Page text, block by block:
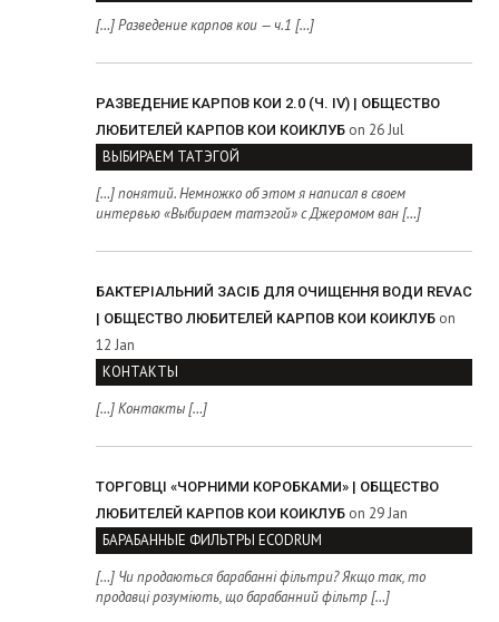
[…] Разведение карпов кои — ч.1 […]
РАЗВЕДЕНИЕ КАРПОВ КОИ 2.0 (Ч. IV) | ОБЩЕСТВО
ЛЮБИТЕЛЕЙ КАРПОВ КОИ КОИКЛУБ on 26 Jul
ВЫБИРАЕМ ТАТЭГОЙ
[…] понятий. Немножко об этом я написал в своем
интервью «Выбираем татэгой» с Джеромом ван […]
БАКТЕРІАЛЬНИЙ ЗАСІБ ДЛЯ ОЧИЩЕННЯ ВОДИ REVAC
| ОБЩЕСТВО ЛЮБИТЕЛЕЙ КАРПОВ КОИ КОИКЛУБ on
12 Jan
КОНТАКТЫ
[…] Контакты […]
ТОРГОВЦІ «ЧОРНИМИ КОРОБКАМИ» | ОБЩЕСТВО
ЛЮБИТЕЛЕЙ КАРПОВ КОИ КОИКЛУБ on 29 Jan
БАРАБАННЫЕ ФИЛЬТРЫ ECODRUM
[…] Чи продаються барабанні фільтри? Якщо так, то
продавці розуміють, що барабанний фільтр […]